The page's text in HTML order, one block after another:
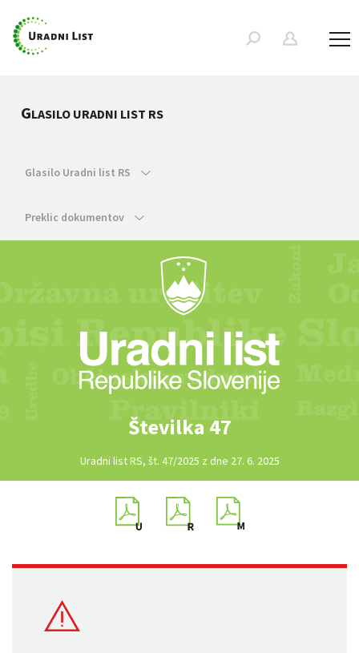
GLASILO URADNI LIST RS
Glasilo Uradni list RS
Preklic dokumentov
Številka 47
Uradni list RS, št. 47/2025 z dne 27. 6. 2025